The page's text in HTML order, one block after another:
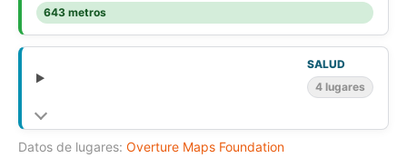
643 metros
SALUD
4 lugares
Datos de lugares: Overture Maps Foundation